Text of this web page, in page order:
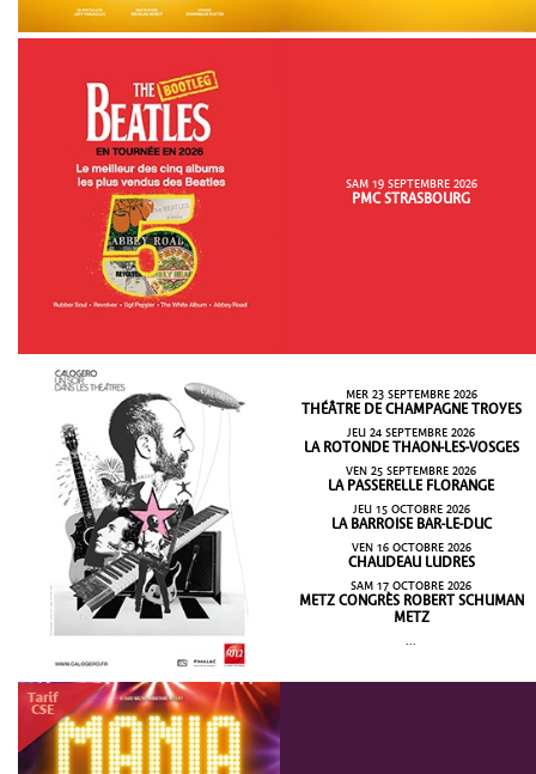
SAM 19 SEPTEMBRE 2026
PMC STRASBOURG
MER 23 SEPTEMBRE 2026
THÉÂTRE DE CHAMPAGNE TROYES
JEU 24 SEPTEMBRE 2026
LA ROTONDE THAON-LES-VOSGES
VEN 25 SEPTEMBRE 2026
LA PASSERELLE FLORANGE
JEU 15 OCTOBRE 2026
LA BARROISE BAR-LE-DUC
VEN 16 OCTOBRE 2026
CHAUDEAU LUDRES
SAM 17 OCTOBRE 2026
METZ CONGRÈS ROBERT SCHUMAN
METZ
...